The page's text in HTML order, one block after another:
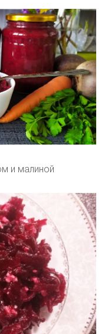
и малиной